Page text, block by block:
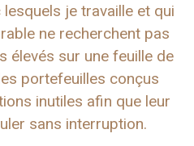
je travaille et qui
ne recherchent pas
élevés sur une feuille de
portefeuilles conçus
inutiles afin que leur
sans interruption.